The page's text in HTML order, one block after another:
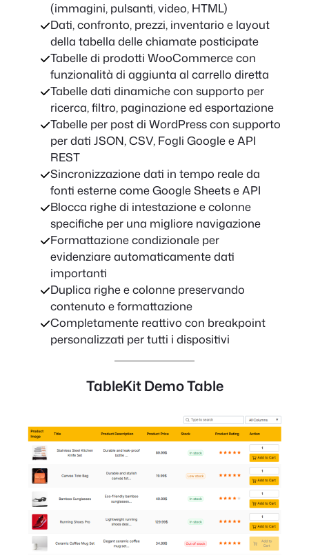
(immagini, pulsanti, video, HTML)
Dati, confronto, prezzi, inventario e layout
della tabella delle chiamate posticipate
Tabelle di prodotti WooCommerce con
funzionalità di aggiunta al carrello diretta
Tabelle dati dinamiche con supporto per
ricerca, filtro, paginazione ed esportazione
Tabelle per post di WordPress con supporto
per dati JSON, CSV, Fogli Google e API
REST
Sincronizzazione dati in tempo reale da
fonti esterne come Google Sheets e API
Blocca righe di intestazione e colonne
specifiche per una migliore navigazione
Formattazione condizionale per
evidenziare automaticamente dati
importanti
Duplica righe e colonne preservando
contenuto e formattazione
Completamente reattivo con breakpoint
personalizzati per tutti i dispositivi
TableKit Demo Table